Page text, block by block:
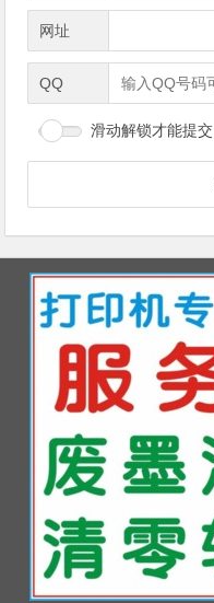
网址
QQ
滑动解锁才能提交